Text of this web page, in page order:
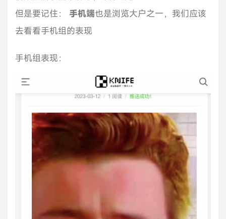
但是要记住： 手机端也是浏览大户之一，我们应该
去看看手机组的表现
手机组表现：